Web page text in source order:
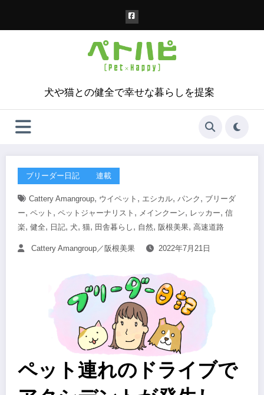
犬や猫との健全で幸せな暮らしを提案
ブリーダー日記 連載
Cattery Amangroup, ウイペット , エシカル, パンク , ブリーダ
ー, ペット , ペットジャーナリスト , メインクーン, レッカー, 信
楽, 健全, 日記, 犬, 猫, 田舎暮らし , 自然, 阪根美果, 高速道路
Cattery Amangroup／阪根美果 2022年7月21日
ペット連れのドライブで